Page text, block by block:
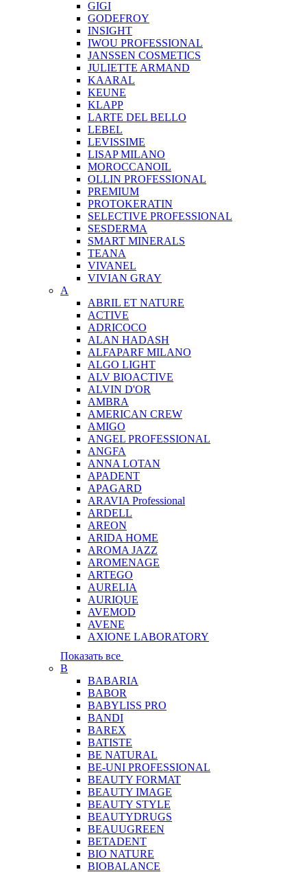
GIGI
GODEFROY
INSIGHT
IWOU PROFESSIONAL
JANSSEN COSMETICS
JULIETTE ARMAND
KAARAL
KEUNE
KLAPP
LARTE DEL BELLO
LEBEL
LEVISSIME
LISAP MILANO
MOROCCANOIL
OLLIN PROFESSIONAL
PREMIUM
PROTOKERATIN
SELECTIVE PROFESSIONAL
SESDERMA
SMART MINERALS
TEANA
VIVANEL
VIVIAN GRAY
A
ABRIL ET NATURE
ACTIVE
ADRICOCO
ALAN HADASH
ALFAPARF MILANO
ALGO LIGHT
ALV BIOACTIVE
ALVIN D'OR
AMBRA
AMERICAN CREW
AMIGO
ANGEL PROFESSIONAL
ANGFA
ANNA LOTAN
APADENT
APAGARD
ARAVIA Professional
ARDELL
AREON
ARIDA HOME
AROMA JAZZ
AROMENAGE
ARTEGO
AURELIA
AURIQUE
AVEMOD
AVENE
AXIONE LABORATORY
Показать все
B
BABARIA
BABOR
BABYLISS PRO
BANDI
BAREX
BATISTE
BE NATURAL
BE-UNI PROFESSIONAL
BEAUTY FORMAT
BEAUTY IMAGE
BEAUTY STYLE
BEAUTYDRUGS
BEAUUGREEN
BETADENT
BIO NATURE
BIOBALANCE